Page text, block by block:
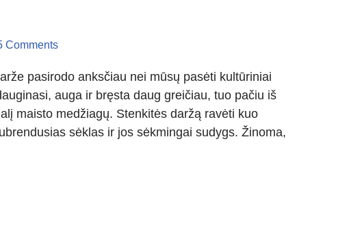
Comments
pasirodo anksčiau nei mūsų pasėti kultūriniai
auga ir bręsta daug greičiau, tuo pačiu iš
maisto medžiagų. Stenkitės daržą ravėti kuo
sėklas ir jos sėkmingai sudygs. Žinoma,